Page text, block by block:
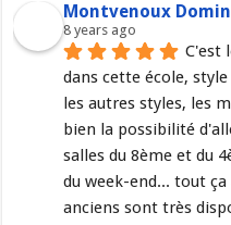
Montvenoux
8 years ago
C'est
dans cette école,
les autres styles, les
bien la possibilité
salles du 8ème et du
du week-end... tout
anciens sont très